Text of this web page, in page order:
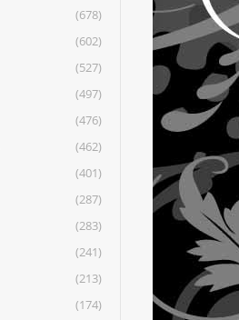
(678)
(602)
(527)
(497)
(476)
(462)
(401)
(287)
(283)
(241)
(213)
(174)